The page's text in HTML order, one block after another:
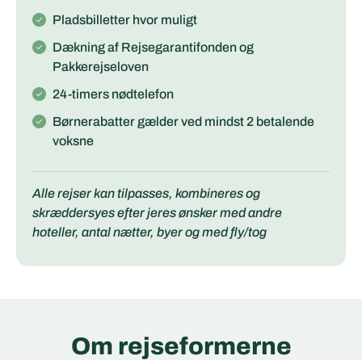
Pladsbilletter hvor muligt
Dækning af Rejsegarantifonden og
Pakkerejseloven
24-timers nødtelefon
Børnerabatter gælder ved mindst 2 betalende
voksne
Alle rejser kan tilpasses, kombineres og
skræddersyes efter jeres ønsker med andre
hoteller, antal nætter, byer og med fly/tog
Om rejseformerne